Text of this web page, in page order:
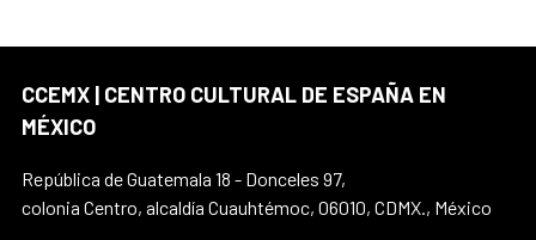
CCEMX | CENTRO CULTURAL DE ESPAÑA EN
MÉXICO
República de Guatemala 18 - Donceles 97,
colonia Centro, alcaldía Cuauhtémoc, 06010, CDMX., México